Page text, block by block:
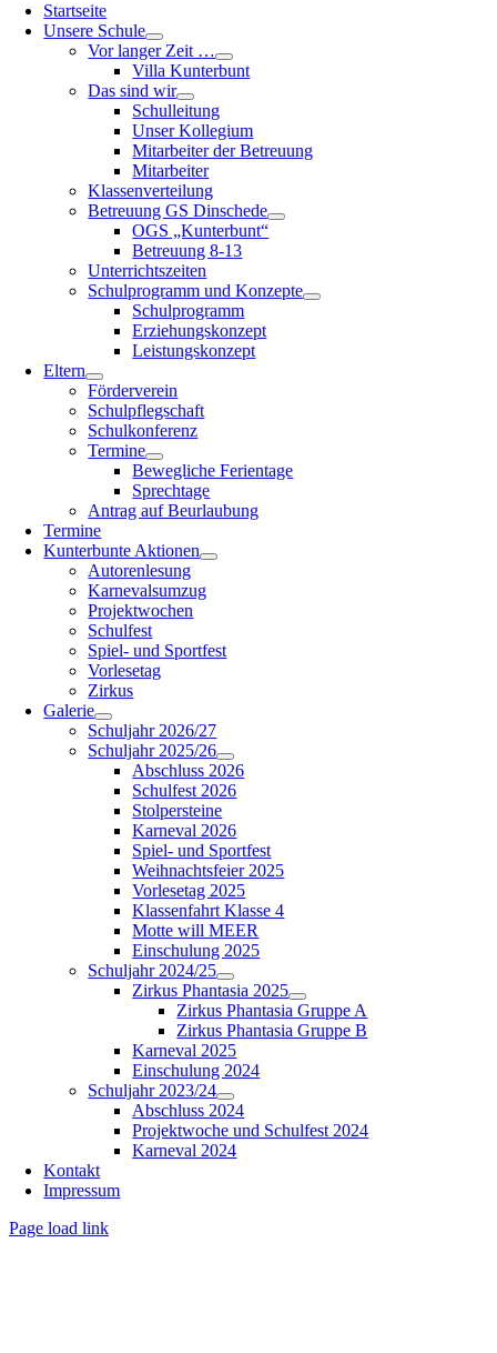
Startseite
Unsere Schule
Vor langer Zeit …
Villa Kunterbunt
Das sind wir
Schulleitung
Unser Kollegium
Mitarbeiter der Betreuung
Mitarbeiter
Klassenverteilung
Betreuung GS Dinschede
OGS „Kunterbunt“
Betreuung 8-13
Unterrichtszeiten
Schulprogramm und Konzepte
Schulprogramm
Erziehungskonzept
Leistungskonzept
Eltern
Förderverein
Schulpflegschaft
Schulkonferenz
Termine
Bewegliche Ferientage
Sprechtage
Antrag auf Beurlaubung
Termine
Kunterbunte Aktionen
Autorenlesung
Karnevalsumzug
Projektwochen
Schulfest
Spiel- und Sportfest
Vorlesetag
Zirkus
Galerie
Schuljahr 2026/27
Schuljahr 2025/26
Abschluss 2026
Schulfest 2026
Stolpersteine
Karneval 2026
Spiel- und Sportfest
Weihnachtsfeier 2025
Vorlesetag 2025
Klassenfahrt Klasse 4
Motte will MEER
Einschulung 2025
Schuljahr 2024/25
Zirkus Phantasia 2025
Zirkus Phantasia Gruppe A
Zirkus Phantasia Gruppe B
Karneval 2025
Einschulung 2024
Schuljahr 2023/24
Abschluss 2024
Projektwoche und Schulfest 2024
Karneval 2024
Kontakt
Impressum
Page load link